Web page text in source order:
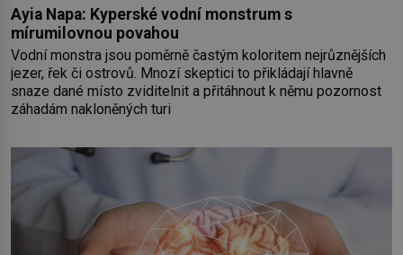
Ayia Napa: Kyperské vodní monstrum s
mírumilovnou povahou
Vodní monstra jsou poměrně častým koloritem nejrůznějších
jezer, řek či ostrovů. Mnozí skeptici to přikládají hlavně
snaze dané místo zviditelnit a přitáhnout k němu pozornost
záhadám nakloněných turi